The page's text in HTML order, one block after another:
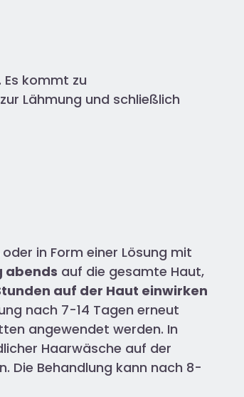
kommt zu
Lähmung und schließlich
oder in Form einer Lösung mit
abends auf die gesamte Haut,
auf der Haut einwirken
nach 7-14 Tagen erneut
angewendet werden. In
Haarwäsche auf der
Die Behandlung kann nach 8-